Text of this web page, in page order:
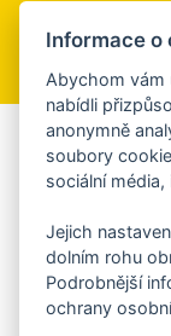
Chcete
ankety,
Informace o
Abychom vám
nabídli
anonymně
soubory
sociální média,
Jejich
dolním rohu
Podrobnější
ochrany